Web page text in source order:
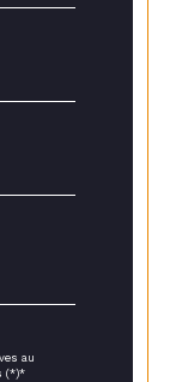
au
(*)*